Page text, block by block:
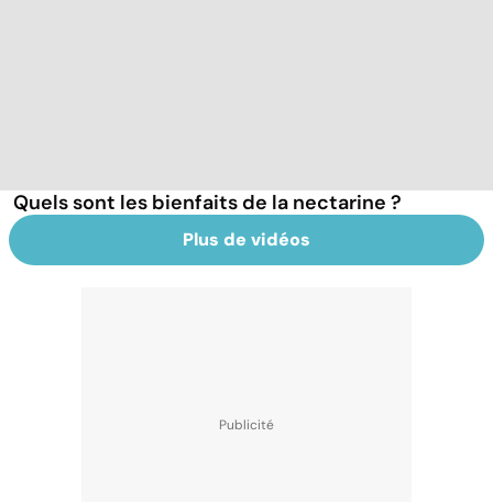
Quels sont les bienfaits de la nectarine ?
Plus de vidéos